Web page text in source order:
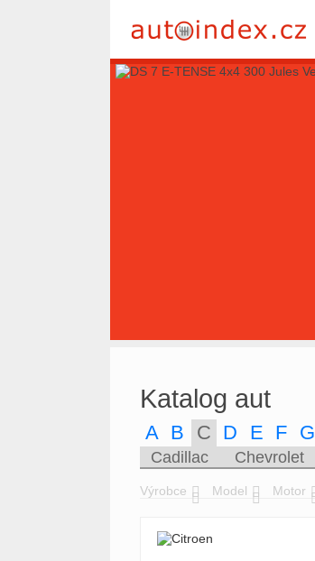
Katalog aut
A B C D E F G
Cadillac Chevrolet
Výrobce Model Motor